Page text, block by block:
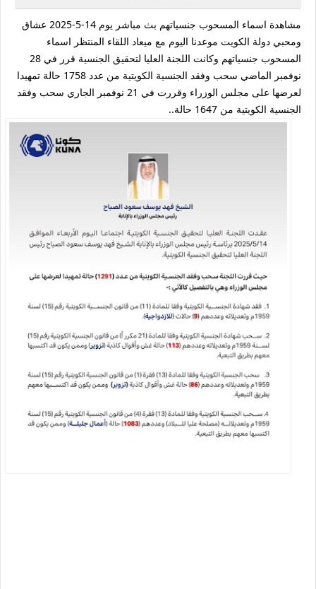
مشاهدة اسماء المسحوب جنسياتهم بث مباشر يوم 14-5-2025 عشاق
ومحبي دولة الكويت موعدنا اليوم مع ميعاد اللقاء المنتظر اسماء
المسحوب جنسياتهم وكانت اللجنة العليا لتحقيق الجنسية قرر في 28
نوفمبر الماضي سحب وفقد الجنسية الكويتية من عدد 1758 حالة تمهيدا
لعرضها على مجلس الوزراء وقررت في 21 نوفمبر الجاري سحب وفقد
الجنسية الكويتية من 1647 حالة..